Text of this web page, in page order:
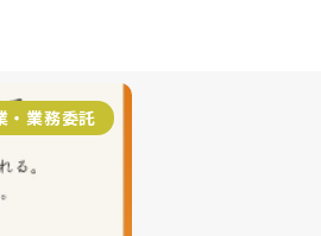
・業務委託